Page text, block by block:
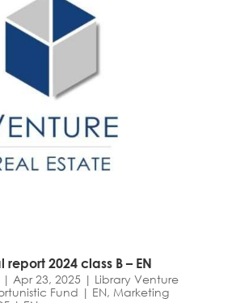
report 2024 class B – EN
Apr 23, 2025 | Library Venture
Fund | EN, Marketing